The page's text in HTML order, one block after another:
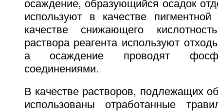
осаждение, образующийся осадок
используют в качестве
качестве снижающего
раствора реагента используют
а осаждение проводят
соединениями.
В качестве растворов, подлежащих
использованы отработанные